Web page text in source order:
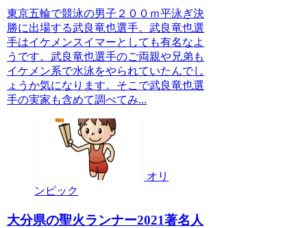
東京五輪で競泳の男子２００ｍ平泳ぎ決
勝に出場する武良竜也選手。武良竜也選
手はイケメンスイマーとしても有名なよ
うです。武良竜也選手のご両親や兄弟も
イケメン系で水泳をやられていたんでし
ょうか気になります。そこで武良竜也選
手の実家も含めて調べてみ...
オリ
ンピック
大分県の聖火ランナー2021著名人